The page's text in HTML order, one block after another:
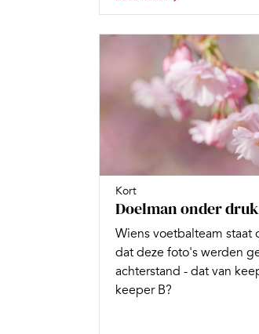
Kort
Doelman onder druk
Wiens voetbalteam staat
dat deze foto's werden
achterstand - dat van
keeper B?